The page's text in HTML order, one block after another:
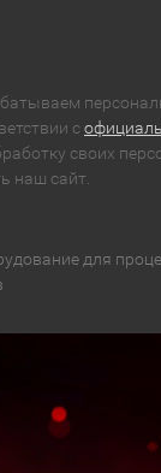
с
своих
наш сайт.
для